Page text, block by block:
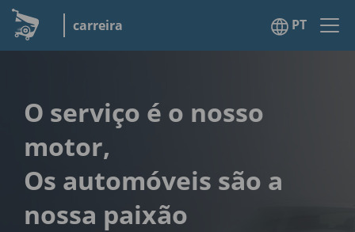
carreira PT
O serviço é o nosso
motor,
Os automóveis são a
nossa paixão